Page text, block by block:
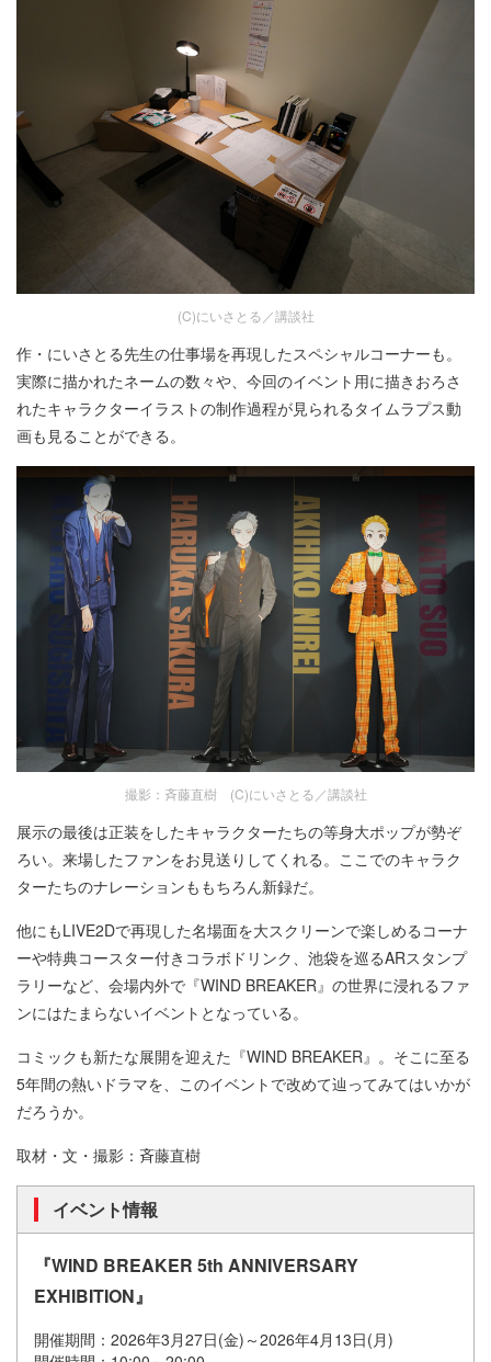
(C)にいさとる／講談社
作・にいさとる先生の仕事場を再現したスペシャルコーナーも。
実際に描かれたネームの数々や、今回のイベント用に描きおろさ
れたキャラクターイラストの制作過程が見られるタイムラプス動
画も見ることができる。
撮影：斉藤直樹 (C)にいさとる／講談社
展示の最後は正装をしたキャラクターたちの等身大ポップが勢ぞ
ろい。来場したファンをお見送りしてくれる。ここでのキャラク
ターたちのナレーションももちろん新録だ。
他にもLIVE2Dで再現した名場面を大スクリーンで楽しめるコーナ
ーや特典コースター付きコラボドリンク、池袋を巡るARスタンプ
ラリーなど、会場内外で『WIND BREAKER』の世界に浸れるファ
ンにはたまらないイベントとなっている。
コミックも新たな展開を迎えた『WIND BREAKER』。そこに至る
5年間の熱いドラマを、このイベントで改めて辿ってみてはいかが
だろうか。
取材・文・撮影：斉藤直樹
イベント情報
『WIND BREAKER 5th ANNIVERSARY
EXHIBITION』
開催期間：2026年3月27日(金)～2026年4月13日(月)